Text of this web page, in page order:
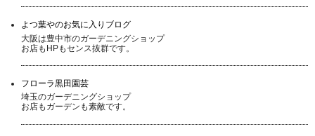
よつ葉やのお気に入りブログ
大阪は豊中市のガーデニングショップ
お店もHPもセンス抜群です。
フローラ黒田園芸
埼玉のガーデニングショップ
お店もガーデンも素敵です。